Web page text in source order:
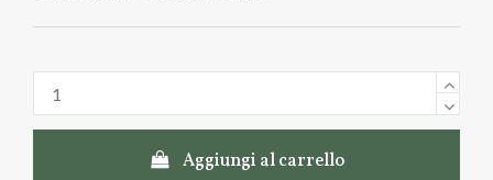
Aggiungi al carrello